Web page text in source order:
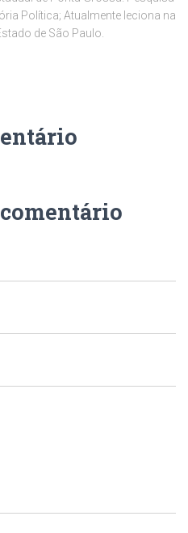
Política; Atualmente leciona na
de São Paulo.